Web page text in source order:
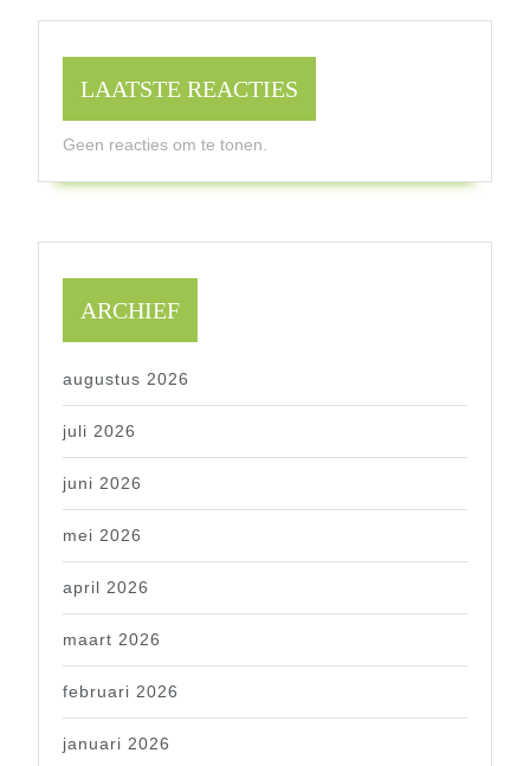
LAATSTE REACTIES
Geen reacties om te tonen.
ARCHIEF
augustus 2026
juli 2026
juni 2026
mei 2026
april 2026
maart 2026
februari 2026
januari 2026